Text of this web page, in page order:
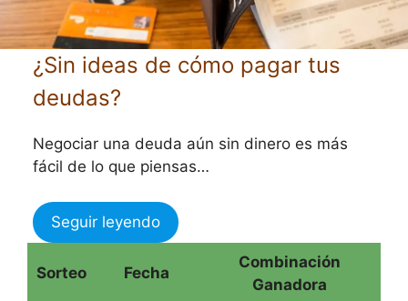
¿Sin ideas de cómo pagar tus
deudas?
Negociar una deuda aún sin dinero es más
fácil de lo que piensas…
Seguir leyendo
Sorteo Fecha
Combinación
Ganadora